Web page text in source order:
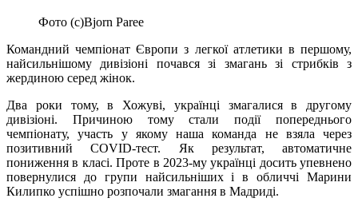
Фото (c)Bjorn Paree
Командний чемпіонат Європи з легкої атлетики в першому,
найсильнішому дивізіоні почався зі змагань зі стрибків з
жердиною серед жінок.
Два роки тому, в Хожуві, українці змагалися в другому
дивізіоні. Причиною тому стали події попереднього
чемпіонату, участь у якому наша команда не взяла через
позитивний COVID-тест. Як результат, автоматичне
пониження в класі. Проте в 2023-му українці досить упевнено
повернулися до групи найсильніших і в обличчі Марини
Килипко успішно розпочали змагання в Мадриді.